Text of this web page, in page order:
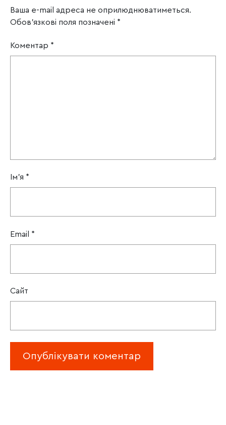
Ваша e-mail адреса не оприлюднюватиметься.
Обов’язкові поля позначені *
Коментар *
Ім'я *
Email *
Сайт